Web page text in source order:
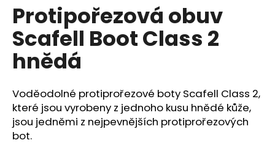
produktu
je
0,0
z
5
hvězdiček.
Protipořezová obuv
Scafell Boot Class 2
hnědá
Voděodolné protiprořezové boty Scafell Class 2,
které jsou vyrobeny z jednoho kusu hnědé kůže,
jsou jedněmi z nejpevnějších protiprořezových
bot.
D
o
p
o
u
č
u
j